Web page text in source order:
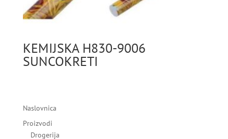
KEMIJSKA H830-9006
SUNCOKRETI
Naslovnica
Proizvodi
Drogerija